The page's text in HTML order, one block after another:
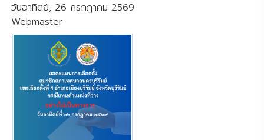
วันอาทิตย์, 26 กรกฎาคม 2569
Webmaster